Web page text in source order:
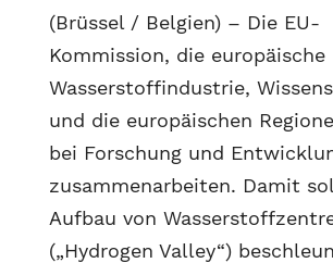
(Brüssel / Belgien) – Die EU-
Kommission, die europäische
Wasserstoffindustrie,
und die europäischen
bei Forschung und
zusammenarbeiten. Damit
Aufbau von
(„Hydrogen Valley“)